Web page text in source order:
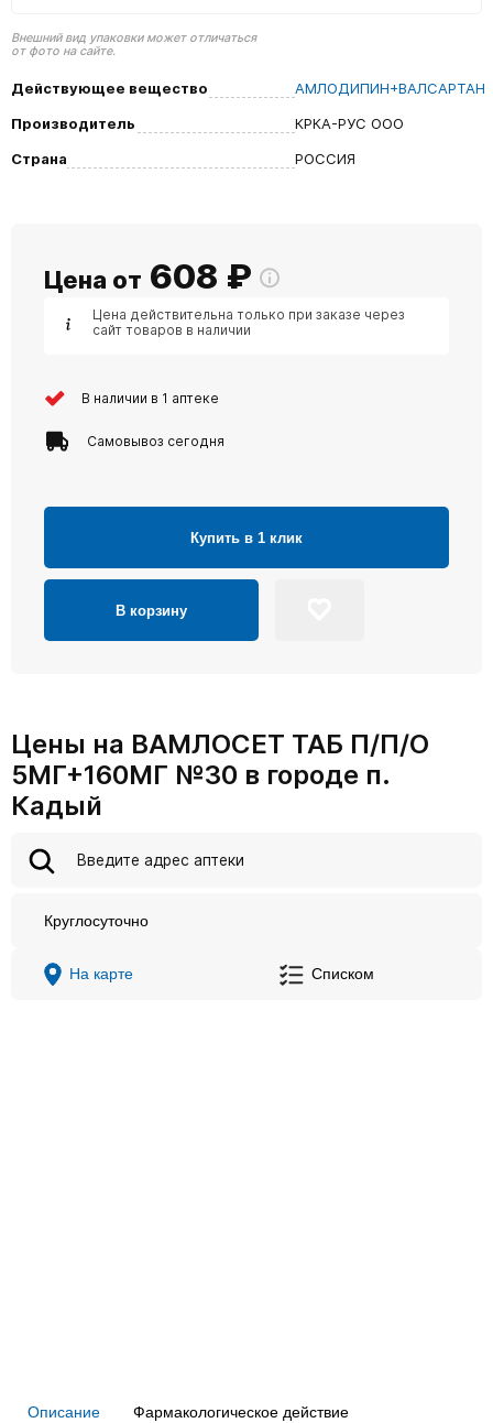
Внешний вид упаковки может отличаться
от фото на сайте.
Действующее вещество
АМЛОДИПИН+ВАЛСАРТАН
Производитель
КРКА-РУС ООО
Страна
РОССИЯ
Цена от 608 ₽
Цена действительна только при заказе через
сайт товаров в наличии
В наличии в 1 аптеке
Самовывоз сегодня
Купить в 1 клик
В корзину
Цены на ВАМЛОСЕТ ТАБ П/П/О
5МГ+160МГ №30 в городе п.
Кадый
Круглосуточно
На карте Списком
Описание Фармакологическое действие